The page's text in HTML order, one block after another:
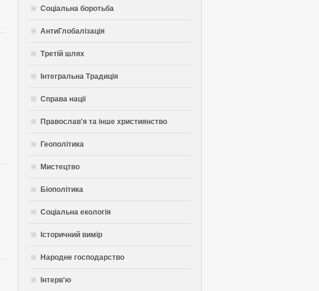
Соціальна боротьба
АнтиГлобалізація
Третій шлях
Інтегральна Традиція
Справа нації
Православ'я та інше християнство
Геополітика
Мистецтво
Біополітика
Соціальна екологія
Історичний вимір
Народне господарство
Інтерв'ю